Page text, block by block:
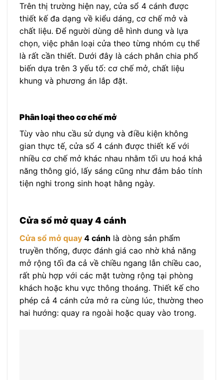
Trên thị trường hiện nay, cửa sổ 4 cánh được
thiết kế đa dạng về kiểu dáng, cơ chế mở và
chất liệu. Để người dùng dễ hình dung và lựa
chọn, việc phân loại cửa theo từng nhóm cụ thể
là rất cần thiết. Dưới đây là cách phân chia phổ
biến dựa trên 3 yếu tố: cơ chế mở, chất liệu
khung và phương án lắp đặt.
Phân loại theo cơ chế mở
Tùy vào nhu cầu sử dụng và điều kiện không
gian thực tế, cửa sổ 4 cánh được thiết kế với
nhiều cơ chế mở khác nhau nhằm tối ưu hoá khả
năng thông gió, lấy sáng cũng như đảm bảo tính
tiện nghi trong sinh hoạt hằng ngày.
Cửa sổ mở quay 4 cánh
Cửa sổ mở quay 4 cánh là dòng sản phẩm
truyền thống, được đánh giá cao nhờ khả năng
mở rộng tối đa cả về chiều ngang lẫn chiều cao,
rất phù hợp với các mặt tường rộng tại phòng
khách hoặc khu vực thông thoáng. Thiết kế cho
phép cả 4 cánh cửa mở ra cùng lúc, thường theo
hai hướng: quay ra ngoài hoặc quay vào trong.